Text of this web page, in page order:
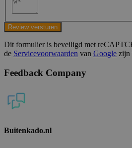
Review versturen
Dit formulier is beveiligd met
de Servicevoorwaarden van Google zijn
Feedback Company
Buitenkado.nl